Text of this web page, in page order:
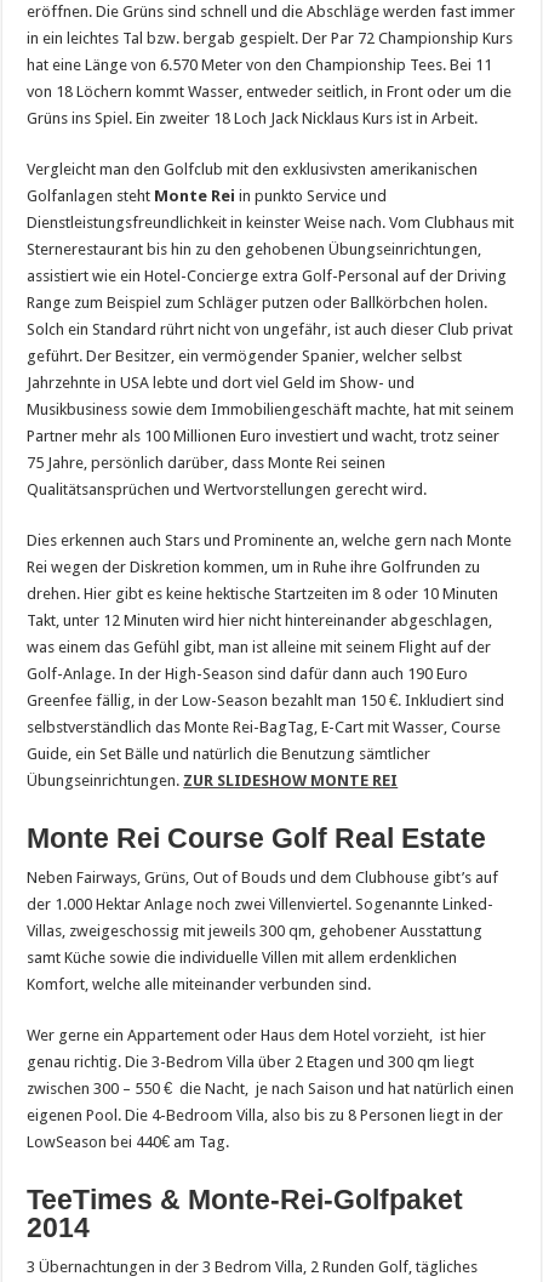
eröffnen. Die Grüns sind schnell und die Abschläge werden fast immer
in ein leichtes Tal bzw. bergab gespielt. Der Par 72 Championship Kurs
hat eine Länge von 6.570 Meter von den Championship Tees. Bei 11
von 18 Löchern kommt Wasser, entweder seitlich, in Front oder um die
Grüns ins Spiel. Ein zweiter 18 Loch Jack Nicklaus Kurs ist in Arbeit.
Vergleicht man den Golfclub mit den exklusivsten amerikanischen
Golfanlagen steht Monte Rei in punkto Service und
Dienstleistungsfreundlichkeit in keinster Weise nach. Vom Clubhaus mit
Sternerestaurant bis hin zu den gehobenen Übungseinrichtungen,
assistiert wie ein Hotel-Concierge extra Golf-Personal auf der Driving
Range zum Beispiel zum Schläger putzen oder Ballkörbchen holen.
Solch ein Standard rührt nicht von ungefähr, ist auch dieser Club privat
geführt. Der Besitzer, ein vermögender Spanier, welcher selbst
Jahrzehnte in USA lebte und dort viel Geld im Show- und
Musikbusiness sowie dem Immobiliengeschäft machte, hat mit seinem
Partner mehr als 100 Millionen Euro investiert und wacht, trotz seiner
75 Jahre, persönlich darüber, dass Monte Rei seinen
Qualitätsansprüchen und Wertvorstellungen gerecht wird.
Dies erkennen auch Stars und Prominente an, welche gern nach Monte
Rei wegen der Diskretion kommen, um in Ruhe ihre Golfrunden zu
drehen. Hier gibt es keine hektische Startzeiten im 8 oder 10 Minuten
Takt, unter 12 Minuten wird hier nicht hintereinander abgeschlagen,
was einem das Gefühl gibt, man ist alleine mit seinem Flight auf der
Golf-Anlage. In der High-Season sind dafür dann auch 190 Euro
Greenfee fällig, in der Low-Season bezahlt man 150 €. Inkludiert sind
selbstverständlich das Monte Rei-BagTag, E-Cart mit Wasser, Course
Guide, ein Set Bälle und natürlich die Benutzung sämtlicher
Übungseinrichtungen. ZUR SLIDESHOW MONTE REI
Monte Rei Course Golf Real Estate
Neben Fairways, Grüns, Out of Bouds und dem Clubhouse gibt’s auf
der 1.000 Hektar Anlage noch zwei Villenviertel. Sogenannte Linked-
Villas, zweigeschossig mit jeweils 300 qm, gehobener Ausstattung
samt Küche sowie die individuelle Villen mit allem erdenklichen
Komfort, welche alle miteinander verbunden sind.
Wer gerne ein Appartement oder Haus dem Hotel vorzieht, ist hier
genau richtig. Die 3-Bedrom Villa über 2 Etagen und 300 qm liegt
zwischen 300 – 550 € die Nacht, je nach Saison und hat natürlich einen
eigenen Pool. Die 4-Bedroom Villa, also bis zu 8 Personen liegt in der
LowSeason bei 440€ am Tag.
TeeTimes & Monte-Rei-Golfpaket
2014
3 Übernachtungen in der 3 Bedrom Villa, 2 Runden Golf, tägliches